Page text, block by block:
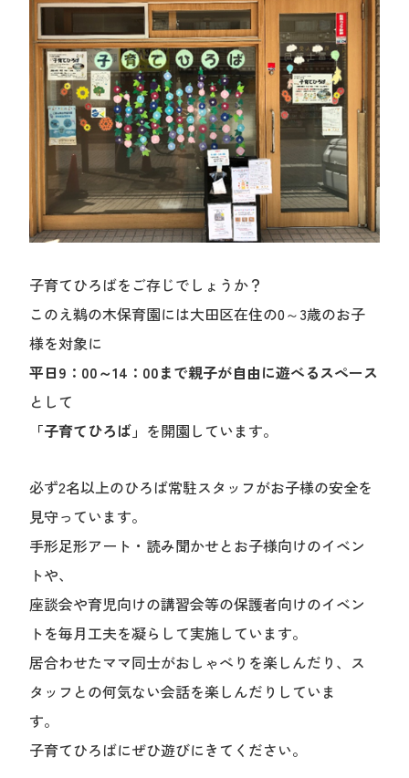
保育園を探す
見学申し込み
子育てひろばをご存じでしょうか？
このえ鵜の木保育園には大田区在住の0～3歳のお子
様を対象に
平日9：00～14：00まで親子が自由に遊べるスペース
として
「子育てひろば」 を開園しています。
必ず2名以上のひろば常駐スタッフがお子様の安全を
見守っています。
手形足形アート・読み聞かせとお子様向けのイベン
トや、
座談会や育児向けの講習会等の保護者向けのイベン
トを毎月工夫を凝らして実施しています。
居合わせたママ同士がおしゃべりを楽しんだり、ス
タッフとの何気ない会話を楽しんだりしていま
す。
子育てひろばにぜひ遊びにきてください。